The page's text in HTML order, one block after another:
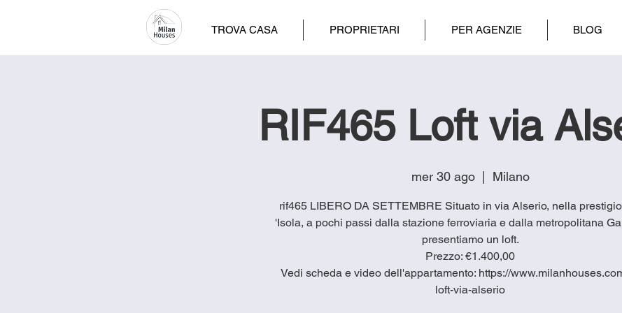
TROVA CASA PROPRIETARI PER AGENZIE BLOG
RIF465 Loft via
mer 30 ago
  |
Milano
rif465 LIBERO DA SETTEMBRE Situato in via Alserio, nella
'Isola, a pochi passi dalla stazione ferroviaria e dalla metropolitana
presentiamo un loft.
Prezzo: €1.400,00
Vedi scheda e video dell'appartamento: https://
loft-via-alserio